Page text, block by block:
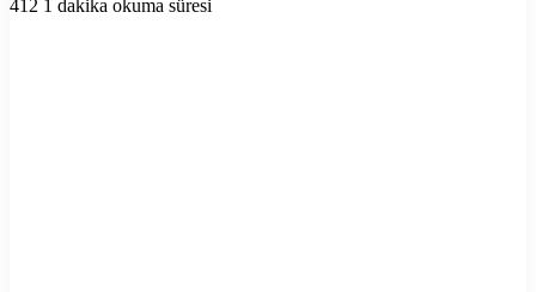
412 1 dakika okuma süresi